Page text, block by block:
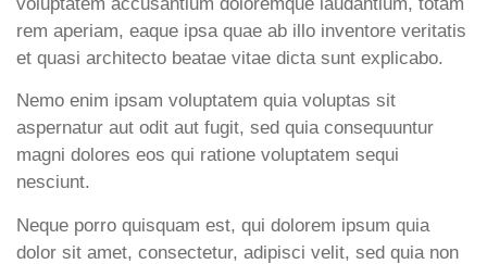
rem aperiam, eaque ipsa quae ab illo inventore veritatis
et quasi architecto beatae vitae dicta sunt explicabo.
Nemo enim ipsam voluptatem quia voluptas sit
aspernatur aut odit aut fugit, sed quia consequuntur
magni dolores eos qui ratione voluptatem sequi
nesciunt.
Neque porro quisquam est, qui dolorem ipsum quia
dolor sit amet, consectetur, adipisci velit, sed quia non